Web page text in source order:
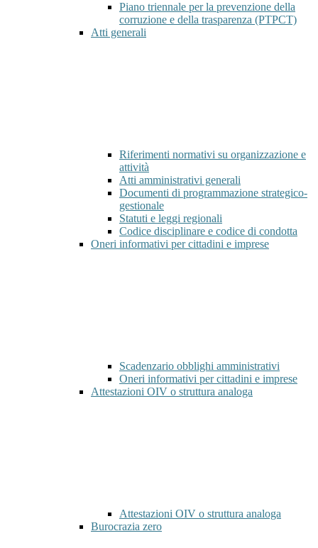
Piano triennale per la prevenzione della
corruzione e della trasparenza (PTPCT)
Atti generali
Riferimenti normativi su organizzazione e
attività
Atti amministrativi generali
Documenti di programmazione strategico-
gestionale
Statuti e leggi regionali
Codice disciplinare e codice di condotta
Oneri informativi per cittadini e imprese
Scadenzario obblighi amministrativi
Oneri informativi per cittadini e imprese
Attestazioni OIV o struttura analoga
Attestazioni OIV o struttura analoga
Burocrazia zero